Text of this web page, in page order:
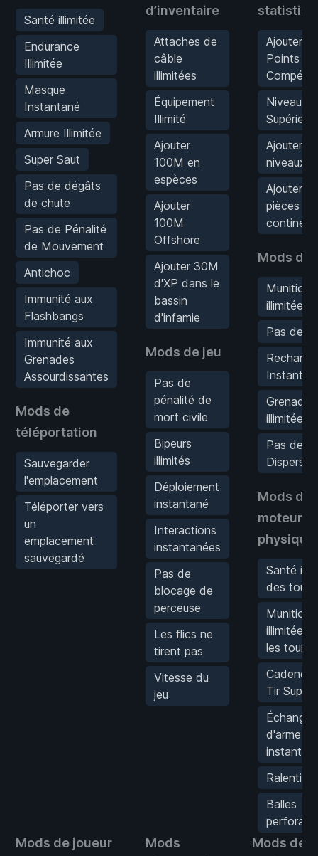
Santé illimitée
Endurance
Illimitée
Masque
Instantané
Armure Illimitée
Super Saut
Pas de dégâts
de chute
Pas de Pénalité
de Mouvement
Antichoc
Immunité aux
Flashbangs
Immunité aux
Grenades
Assourdissantes
Mods de
téléportation
Sauvegarder
l'emplacement
Téléporter vers
un
emplacement
sauvegardé
d’inventaire
Attaches de
câble
illimitées
Équipement
Illimité
Ajouter
100M en
espèces
Ajouter
100M
Offshore
Ajouter 30M
d'XP dans le
bassin
d'infamie
Mods de jeu
Pas de
pénalité de
mort civile
Bipeurs
illimités
Déploiement
instantané
Interactions
instantanées
Pas de
blocage de
perceuse
Les flics ne
tirent pas
Vitesse du
jeu
Ajouter
Points de
Niveau
Supérieur
Ajouter 10
niveaux
Ajouter
pièces
Mods
Munitions
illimitées
Pas de
Grenades
illimitées
Pas de
Mods de
moteur
physique
Santé
des
Munitions
illimitées
les
Cadence
Tir Super
Échange
d'arme
Ralenti
Balles
Mods de joueur
Mods
Mods de